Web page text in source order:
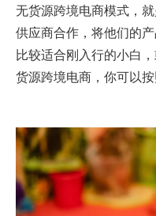
无货源跨境电商模式 ，
供应商合作，将他们的
比较适合刚入行的小白
货源跨境电商，你可以